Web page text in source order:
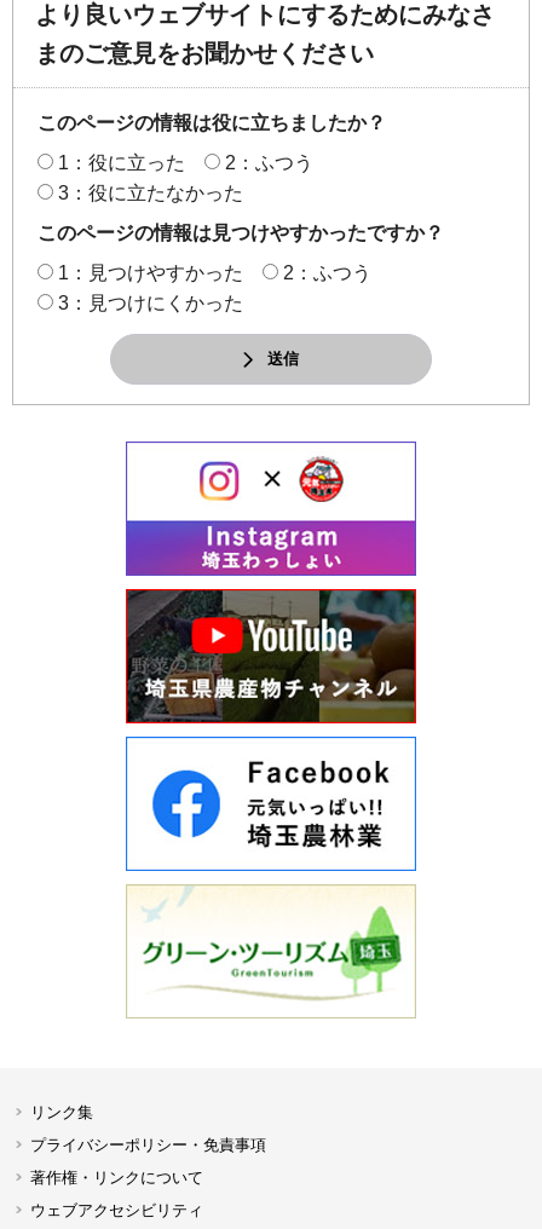
より良いウェブサイトにするためにみなさ
まのご意見をお聞かせください
このページの情報は役に立ちましたか？
1：役に立った
2：ふつう
3：役に立たなかった
このページの情報は見つけやすかったですか？
1：見つけやすかった
2：ふつう
3：見つけにくかった
送信
リンク集
プライバシーポリシー・免責事項
著作権・リンクについて
ウェブアクセシビリティ